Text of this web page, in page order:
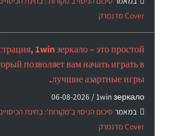
Cover מדנמרק
1win зеркало – это простой
позволяет вам начать играть в
лучшие азартные игры.
1win зеркало /
06-08-2026
במאמר
Cover מדנמרק